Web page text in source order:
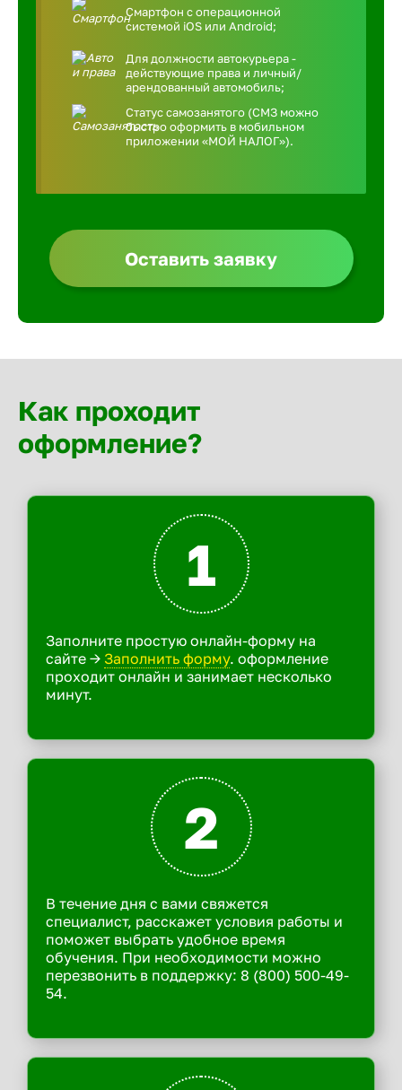
Смартфон с операционной
системой iOS или Android;
Для должности автокурьера -
действующие права и личный/
арендованный автомобиль;
Статус самозанятого (СМЗ можно
быстро оформить в мобильном
приложении «МОЙ НАЛОГ»).
Оставить заявку
Как проходит
оформление?
1
Заполните простую онлайн-форму на
сайте -> Заполнить форму. оформление
проходит онлайн и занимает несколько
минут.
2
В течение дня с вами свяжется
специалист, расскажет условия работы и
поможет выбрать удобное время
обучения. При необходимости можно
перезвонить в поддержку: 8 (800) 500-49-
54.